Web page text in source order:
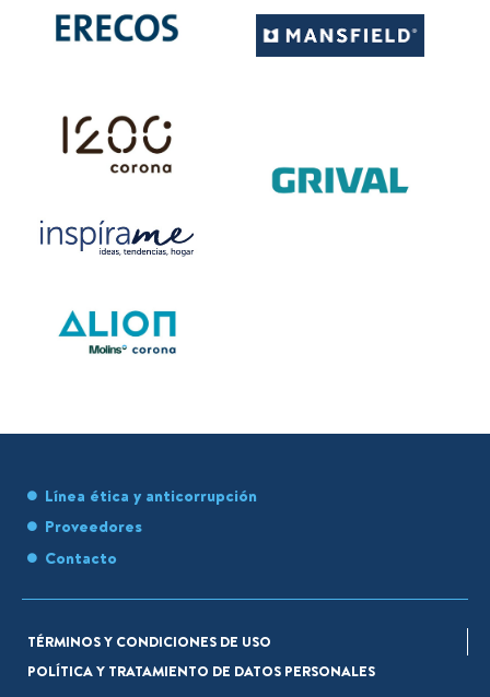
Línea ética y anticorrupción
Proveedores
Contacto
TÉRMINOS Y CONDICIONES DE USO
POLÍTICA Y TRATAMIENTO DE DATOS PERSONALES